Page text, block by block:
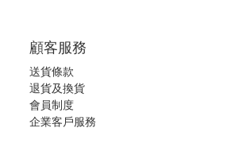
顧客服務
送貨條款
退貨及換貨
會員制度
企業客戶服務